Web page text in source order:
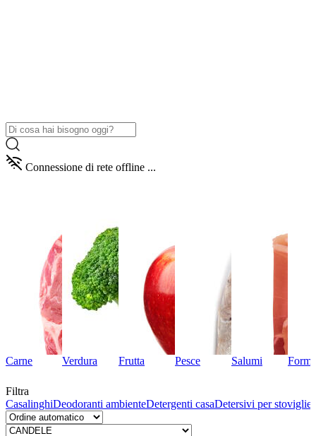
Connessione di rete offline ...
Carne Verdura Frutta Pesce Salumi
Filtra
CasalinghiDeodoranti ambienteDetergenti casaDetersivi per stoviglie